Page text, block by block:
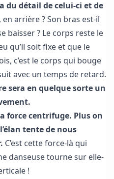
du détail de celui-ci et de
en arrière ? Son bras est-il
baisser ? Le corps reste le
qu’il soit fixe et que le
c’est le corps qui bouge
avec un temps de retard.
sera en quelque sorte un
force centrifuge. Plus on
tente de nous
C’est cette force-là qui
danseuse tourne sur elle-
!